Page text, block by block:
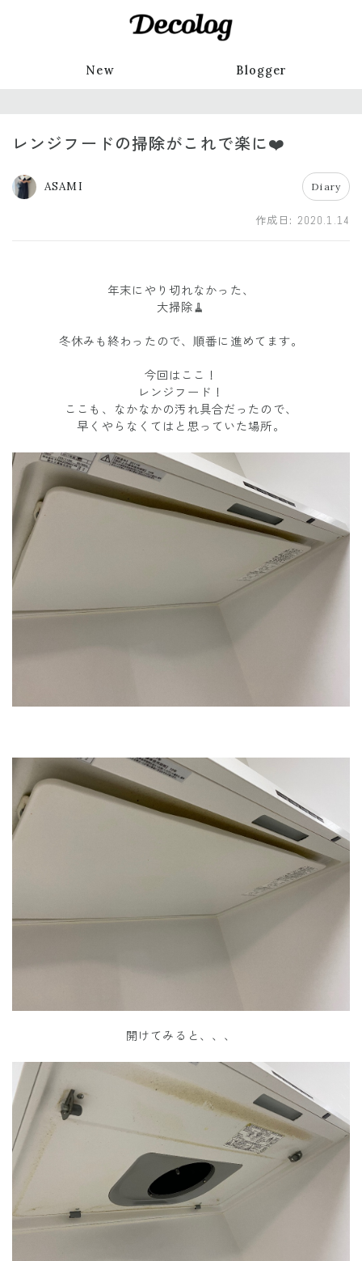
New Blogger
レンジフードの掃除がこれで楽に❤️
ASAMI Diary
作成日: 2020.1.14
年末にやり切れなかった、
大掃除🧹
冬休みも終わったので、順番に進めてます。
今回はここ！
レンジフード！
ここも、なかなかの汚れ具合だったので、
早くやらなくてはと思っていた場所。
開けてみると、、、